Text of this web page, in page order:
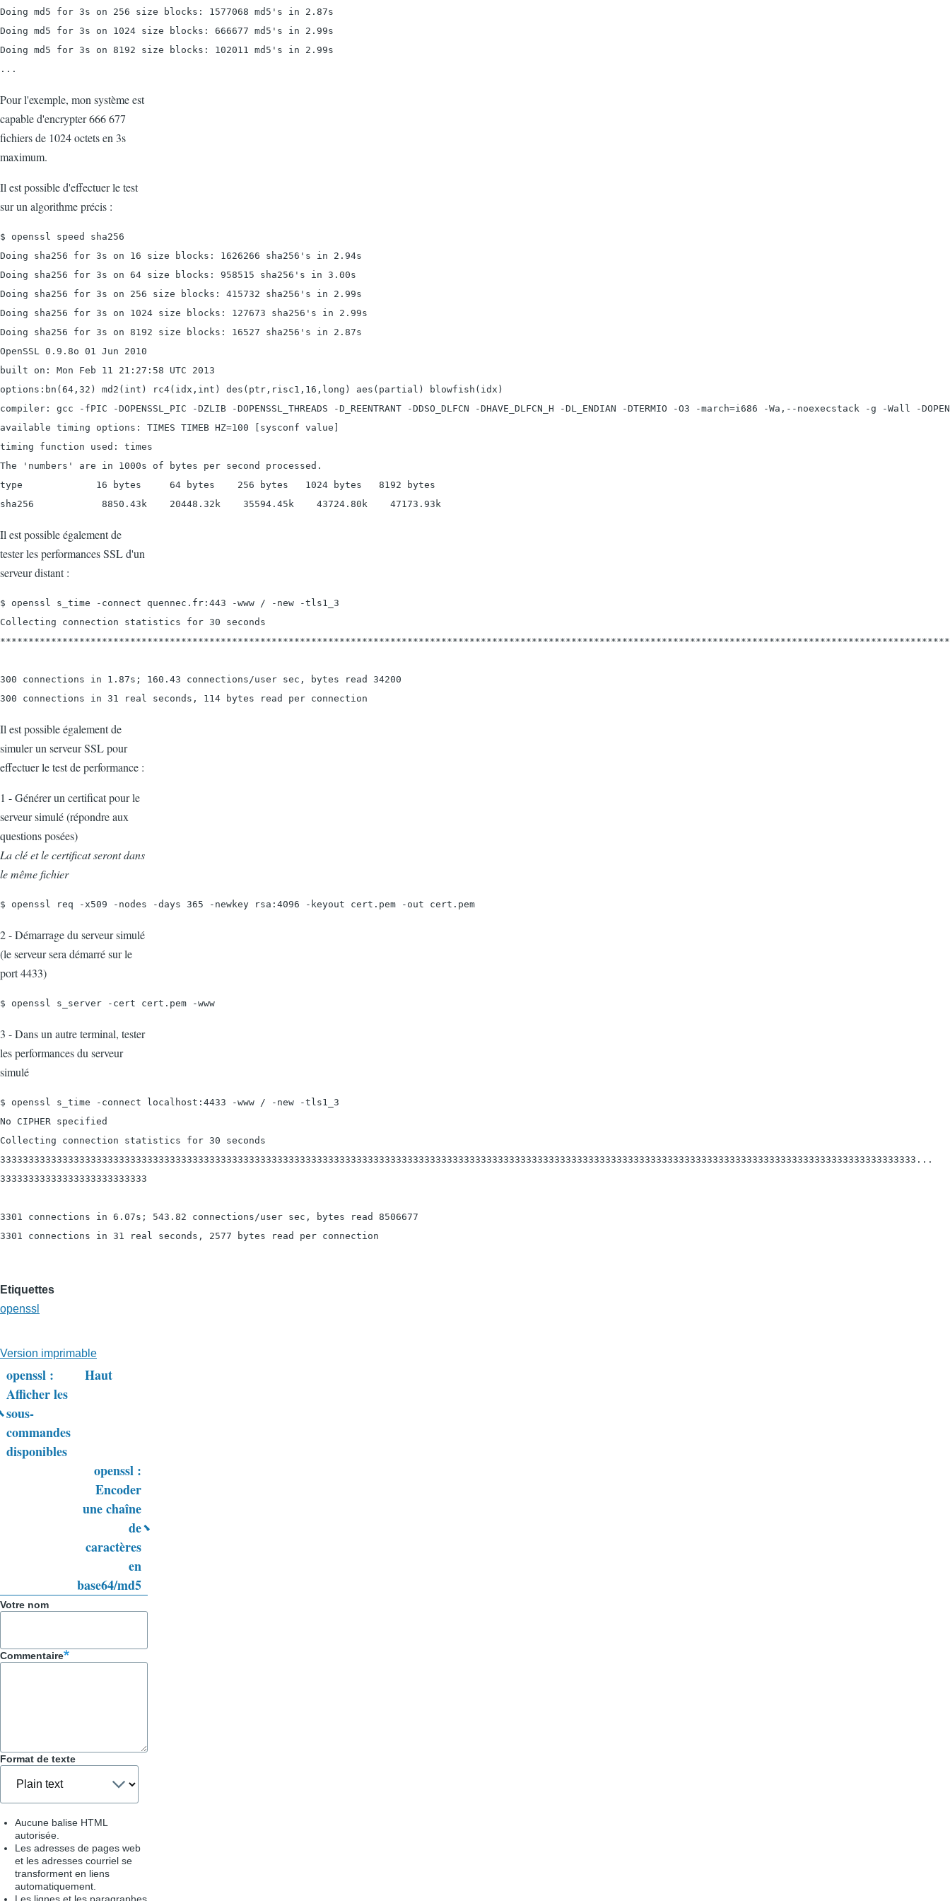
Doing md5 for 3s on 256 size blocks: 1577068 md5's in 2.87s
Doing md5 for 3s on 1024 size blocks: 666677 md5's in 2.99s
Doing md5 for 3s on 8192 size blocks: 102011 md5's in 2.99s
...
Pour l'exemple, mon système est
capable d'encrypter 666 677
fichiers de 1024 octets en 3s
maximum.
Il est possible d'effectuer le test
sur un algorithme précis :
$ openssl speed sha256
Doing sha256 for 3s on 16 size blocks: 1626266 sha256's in 2.94s
Doing sha256 for 3s on 64 size blocks: 958515 sha256's in 3.00s
Doing sha256 for 3s on 256 size blocks: 415732 sha256's in 2.99s
Doing sha256 for 3s on 1024 size blocks: 127673 sha256's in 2.99s
Doing sha256 for 3s on 8192 size blocks: 16527 sha256's in 2.87s
OpenSSL 0.9.8o 01 Jun 2010
built on: Mon Feb 11 21:27:58 UTC 2013
options:bn(64,32) md2(int) rc4(idx,int) des(ptr,risc1,16,long) aes(partial) blowfish(idx)
compiler: gcc -fPIC -DOPENSSL_PIC -DZLIB -DOPENSSL_THREADS -D_REENTRANT -DDSO_DLFCN -DHAVE_DLFCN_H -DL_ENDIAN -DTERMIO -O3 -march=i686 -Wa,--noexecstack -g -Wall -
available timing options: TIMES TIMEB HZ=100 [sysconf value]
timing function used: times
The 'numbers' are in 1000s of bytes per second processed.
type             16 bytes     64 bytes    256 bytes   1024 bytes   8192 bytes
sha256            8850.43k    20448.32k    35594.45k    43724.80k    47173.93k
Il est possible également de
tester les performances SSL d'un
serveur distant :
$ openssl s_time -connect quennec.fr:443 -www / -new -tls1_3
Collecting connection statistics for 30 seconds
300 connections in 1.87s; 160.43 connections/user sec, bytes read 34200
300 connections in 31 real seconds, 114 bytes read per connection
Il est possible également de
simuler un serveur SSL pour
effectuer le test de performance :
1 - Générer un certificat pour le
serveur simulé (répondre aux
questions posées)
La clé et le certificat seront dans
le même fichier
$ openssl req -x509 -nodes -days 365 -newkey rsa:4096 -keyout cert.pem -out cert.pem
2 - Démarrage du serveur simulé
(le serveur sera démarré sur le
port 4433)
$ openssl s_server -cert cert.pem -www
3 - Dans un autre terminal, tester
les performances du serveur
simulé
$ openssl s_time -connect localhost:4433 -www / -new -tls1_3
No CIPHER specified
Collecting connection statistics for 30 seconds
333333333333333333333333333333333333333333333333333333333333333333333333333333333333333333333333333333333333333333333333333333333333333333333333333333333333333333...
33333333333333333333333333
3301 connections in 6.07s; 543.82 connections/user sec, bytes read 8506677
3301 connections in 31 real seconds, 2577 bytes read per connection
Etiquettes
openssl
Version imprimable
Liens
transversaux
de
openssl :
Afficher les
sous-
commandes
disponibles
Haut
openssl :
Encoder
une chaîne
de
caractères
en
base64/md5
Votre nom
Commentaire
Format de texte
Aucune balise HTML
autorisée.
Les adresses de pages web
et les adresses courriel se
transforment en liens
automatiquement.